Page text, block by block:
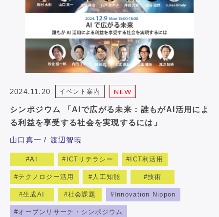
2024.11.20 イベント案内 NEW
シンポジウム 「AIで広がる未来：誰もがAI活用によ
る利益を享受する社会を実現するには」
山口真一 渡辺智暁
AI ICTリテラシー ICT利活用
テクノロジー活用 人工知能 技術
生成AI 社会課題 Innovation Nippon
オープンリサーチ・シンポジウム